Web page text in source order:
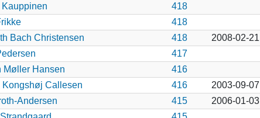
Kauppinen
418
418
Bach Christensen 418 2008-02-21
417
Møller Hansen 416
Kongshøj Callesen 416 2003-09-07
Andersen 415 2006-01-03